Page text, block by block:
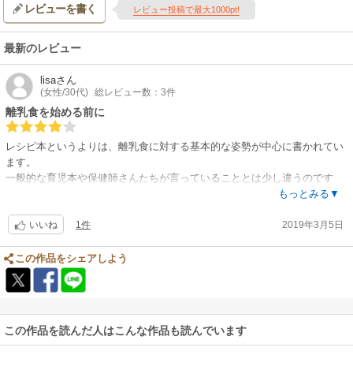
レビューを書く レビュー投稿で最大1000pt!
最新のレビュー
lisaさん
(女性/30代) 総レビュー数：3件
離乳食を始める前に
レシピ本というよりは、離乳食に対する基本的な姿勢が中心に書かれてい
ます。
一般的な育児本や保健師さんたちが言っていることとは少し違うのです
が、私はこちらの筆者さんの考え方の方が府に落ちました。
悩んでる人におすすめです。
もらいました。
もっとみる▼
いいね 1件 2019年3月5日
この作品をシェアしよう
この作品を読んだ人はこんな作品も読んでいます